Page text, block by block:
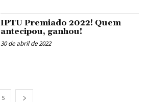
IPTU Premiado 2022! Quem
antecipou, ganhou!
30 de abril de 2022
5